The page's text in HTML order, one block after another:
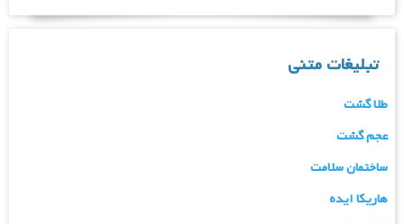
تبلیغات متنی
طلا گشت
عجم گشت
ساختمان سلامت
هاریکا ایده